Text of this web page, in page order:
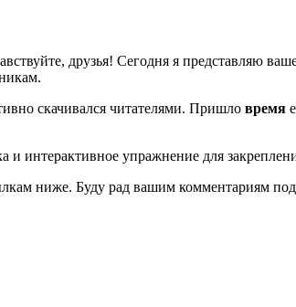
друзья! Сегодня я представляю
скачивался читателями. Пришло время
и интерактивное упражнение для
ниже. Буду рад вашим комментариям